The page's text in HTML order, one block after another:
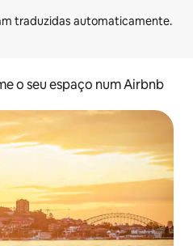
o seu espaço num Airbnb